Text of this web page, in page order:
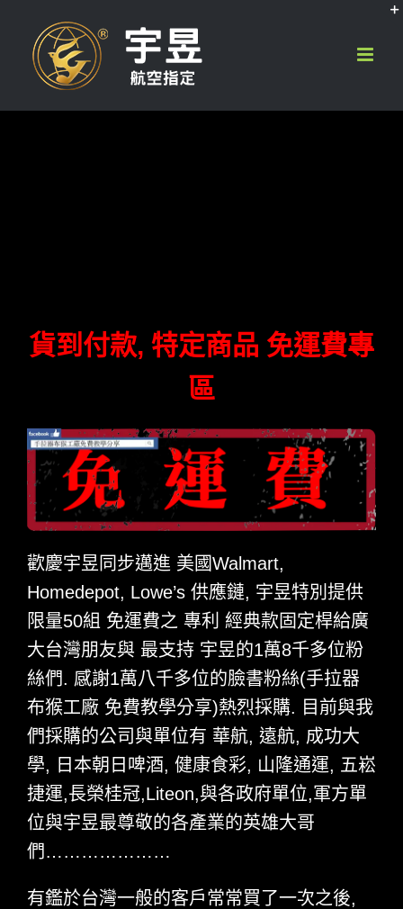
content
貨到付款, 特定商品 免運費專
區
歡慶宇昱同步邁進 美國Walmart,
Homedepot, Lowe’s 供應鏈, 宇昱特別提供
限量50組 免運費之 專利 經典款固定桿給廣
大台灣朋友與 最支持 宇昱的1萬8千多位粉
絲們. 感謝1萬八千多位的臉書粉絲(手拉器
布猴工廠 免費教學分享)熱烈採購. 目前與我
們採購的公司與單位有 華航, 遠航, 成功大
學, 日本朝日啤酒, 健康食彩, 山隆通運, 五崧
捷運,長榮桂冠,Liteon,與各政府單位,軍方單
位與宇昱最尊敬的各產業的英雄大哥
們…………………
有鑑於台灣一般的客戶常常買了一次之後,